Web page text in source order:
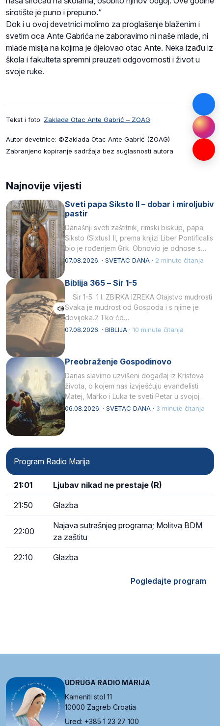
sirotište je puno i prepuno.“
Dok i u ovoj devetnici molimo za proglašenje blaženim i
svetim oca Ante Gabrića ne zaboravimo ni naše mlade, ni
mlade misija na kojima je djelovao otac Ante. Neka izađu iz
škola i fakulteta spremni preuzeti odgovornosti i život u
svoje ruke.
Tekst i foto: Zaklada Otac Ante Gabrić – ZOAG
Autor devetnice: ©Zaklada Otac Ante Gabrić (ZOAG)
Zabranjeno kopiranje sadržaja bez suglasnosti autora
Najnovije vijesti
Sveti papa Siksto II – dobar i miroljubiv
pastir
Današnji sveti zaštitnik, rimski biskup, papa
Siksto (Sixtus) II, prema knjizi Liber Pontificalis
bio je rođenjem Grk. Obnovio je odnose s
afričkim…
07.08.2026. · SVETAC DANA · 2 minute čitanja
Biblija 365 – Sir 1-5
Sir 1-5 1 I. ZBIRKA IZREKA Otajstvo mudrosti
Svaka je mudrost od Gospoda i s njime je
dovijeka.2 Tko će…
07.08.2026. · BIBLIJA · 10 minute čitanja
Preobraženje Gospodinovo
Danas slavimo uzvišeni događaj iz Kristova
života, o kojem nas izvješćuju evanđelisti
Matej, Marko i Luka te sveti Petar u svojoj
drugoj…
06.08.2026. · SVETAC DANA · 3 minute čitanja
Program Radio Marija
21:01 Ljubav nikad ne prestaje (R)
21:50 Glazba
22:00
Najava sutrašnjeg programa; Molitva BDM
za zaštitu
22:10 Glazba
Pogledajte program
UDRUGA RADIO MARIJA
Kameniti stol 11
10000 Zagreb Croatia
Ured: +385 1 23 27 100